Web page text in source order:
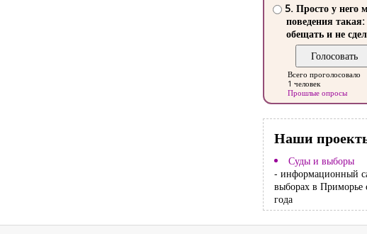
5. Просто у него
поведения такая:
обещать и не
Всего проголосовало
1 человек
Прошлые опросы
Наши
Суды и выборы
- информационный
выборах в Приморье
года